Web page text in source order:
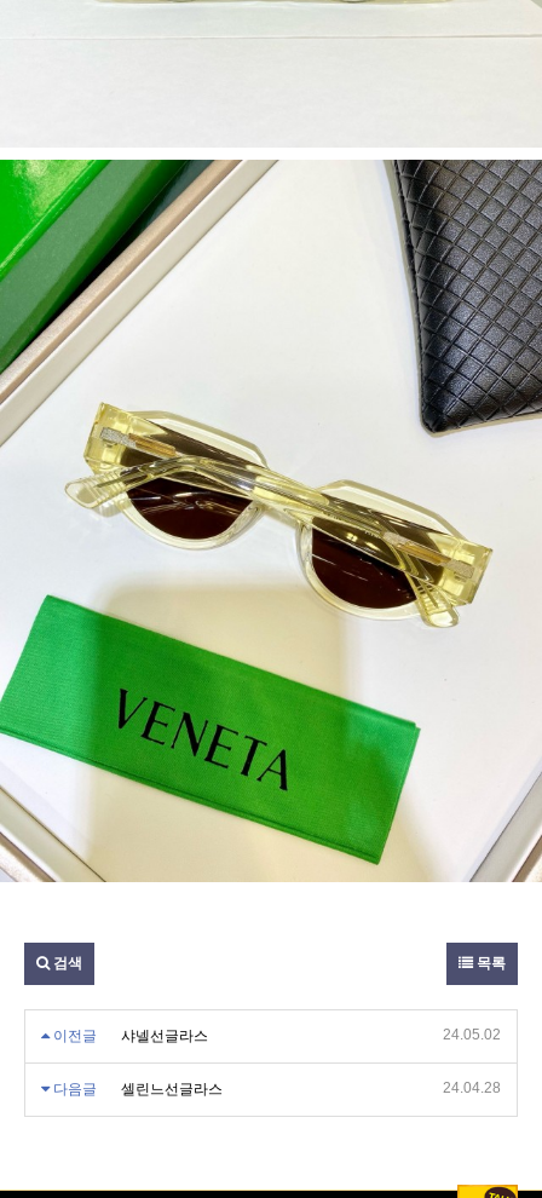
검색 목록
이전글 샤넬선글라스 24.05.02
다음글 셀린느선글라스 24.04.28